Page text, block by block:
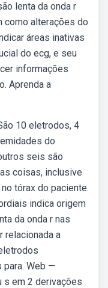
lenta da onda r
como alterações do
áreas inativas
do ecg, e seu
informações
Aprenda a
10 eletrodos, 4
do
seis são
coisas, inclusive
tórax do paciente.
indica origem
da onda r nas
relacionada a
Web —
s em 2 derivações